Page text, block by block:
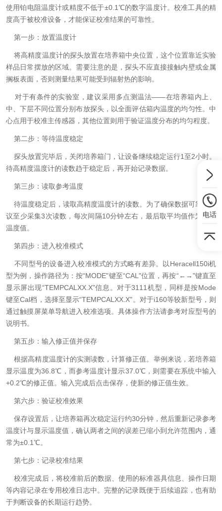
使用铂电阻温度计或精度不低于±0.1℃的数字温度计。校准工具的精
度高于被校准设备，才能保证校准结果的可靠性。
第一步：放置温度计
将高精度温度计的探头放置在培养箱中央位置，这个位置靠近实验
样品日常摆放的区域。需要注意的是，探头不应直接接触内壁或金属
搁板表面，否则测量结果可能受到辐射热的影响。
对于有条件的实验室，建议采用多点测温法——在培养箱内上、
中、下层不同位置分别布放探头，以全面评估箱内温度的均匀性。中
心点用于校准主传感器，其他位置则用于验证温度分布的均匀程度。
第二步：等待温度稳定
探头放置完毕后，关闭培养箱门，让设备继续稳定运行1至2小时。
待高精度温度计的读数趋于稳定后，再开始记录数据。
第三步：读取参考温度
待温度稳定后，读取高精度温度计的读数。为了确保数据可靠，建
议至少采集3次读数，每次间隔10分钟左右，最后取平均值作为参考
温度值。
第四步：进入校准模式
不同型号的设备进入校准模式的方式略有差异。以Heracell150i机
型为例，操作路径为：按“MODE"键至“CAL"位置，再按“←→"键直至
显示屏出现“TEMPCALXX.X"信息。对于3111机型，同样是按Mode
键至Cal档，选择至显示“TEMPCALXX.X"。对于i160等较新型号，则
通过触摸屏菜单导航进入校准选项。具体操作方法请参考对应型号的
说明书。
第五步：输入修正值并保存
根据高精度温度计的实测读数，计算修正值。举例来说，若培养箱
显示温度为36.8℃，而参考温度计显示37.0℃，则需要在系统中输入
+0.2℃的修正值。输入完成后点击保存，使新的修正值生效。
第六步：验证校准效果
保存设置后，让培养箱再次稳定运行约30分钟，然后重新记录参考
温度计与显示温度值，确认两者之间的误差已缩小到允许范围内，通
常为±0.1℃。
第七步：记录校准结果
校准完成后，将校准前后的数据、使用的标准器具信息、操作日期
等内容记录在专用校准日志中。完整的记录既便于后续追踪，也有助
于判断设备的长期运行趋势。
电话